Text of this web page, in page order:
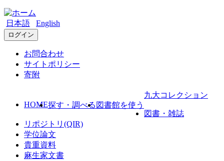
日本語 English
ログイン
お問合わせ
サイトポリシー
寄附
HOME探す・調べる 図書館を使う
九大コレクション
図書・雑誌
リポジトリ(QIR)
学位論文
貴重資料
麻生家文書